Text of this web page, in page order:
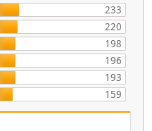
233
220
198
196
193
159